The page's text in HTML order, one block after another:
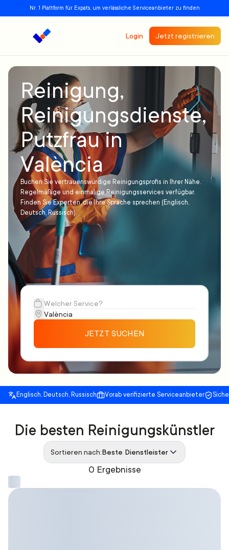
Nr. 1 Plattform für Expats, um verlässliche Serviceanbieter zu finden
Login Jetzt registrieren
Reinigung,
Reinigungsdienste,
Putzfrau in
València
Buchen Sie vertrauenswürdige Reinigungsprofis in Ihrer Nähe.
Regelmäßige und einmalige Reinigungsservices verfügbar.
Finden Sie Experten, die Ihre Sprache sprechen (Englisch,
Deutsch, Russisch).
JETZT SUCHEN
Englisch, Deutsch, Russisch Vorab verifizierte Serviceanbieter
0 Ergebnisse
Die besten Reinigungskünstler
Sortieren nach:Beste Dienstleister